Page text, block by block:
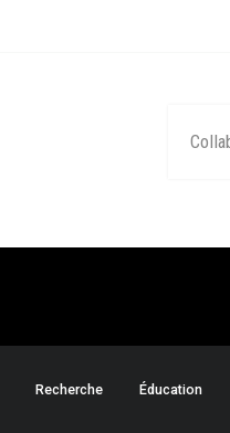
Recherche Éducation